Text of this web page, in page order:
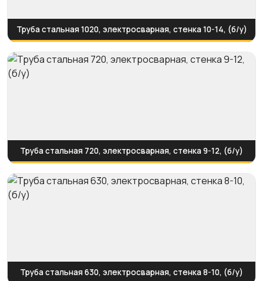
Труба стальная 1020, электросварная, стенка 10-14, (б/у)
Труба стальная 720, электросварная, стенка 9-12, (б/у)
Труба стальная 630, электросварная, стенка 8-10, (б/у)